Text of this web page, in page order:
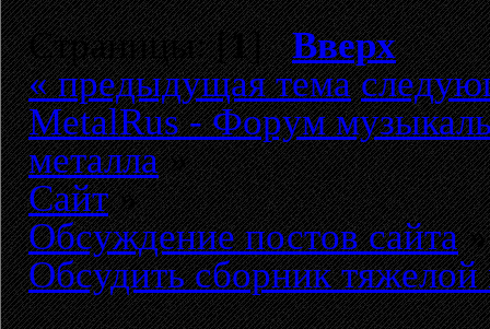
Страницы: [1]Вверх
« предыдущая тема
MetalRus - Форум
металла»
Сайт»
Обсуждение постов сайта»
Обсудить сборник